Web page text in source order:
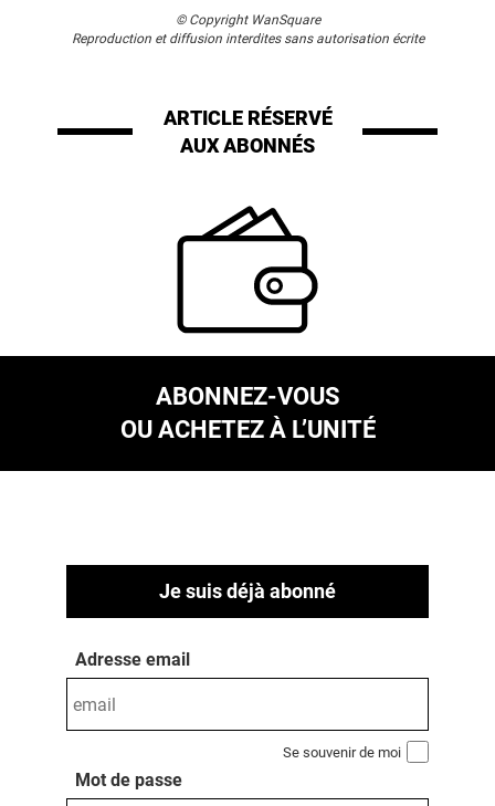
© Copyright WanSquare
Reproduction et diffusion interdites sans autorisation écrite
ARTICLE RÉSERVÉ
AUX ABONNÉS
ABONNEZ-VOUS
OU ACHETEZ À L’UNITÉ
Je suis déjà abonné
Adresse email
Se souvenir de moi
Mot de passe